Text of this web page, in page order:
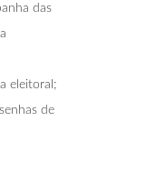
das
eleitoral;
de